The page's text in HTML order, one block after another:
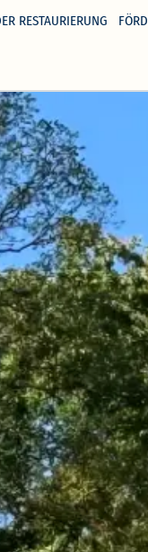
RESTAURIERUNG